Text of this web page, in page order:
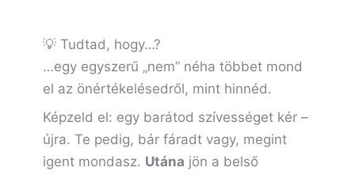
💡 Tudtad, hogy…?
…egy egyszerű „nem” néha többet mond
el az önértékelésedről, mint hinnéd.
Képzeld el: egy barátod szívességet kér –
újra. Te pedig, bár fáradt vagy, megint
igent mondasz. Utána jön a belső